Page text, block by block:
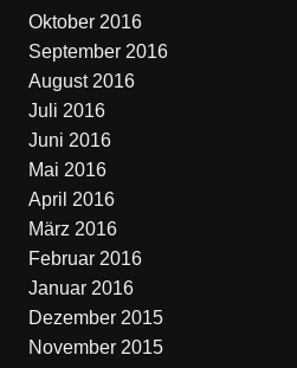
Oktober 2016
September 2016
August 2016
Juli 2016
Juni 2016
Mai 2016
April 2016
März 2016
Februar 2016
Januar 2016
Dezember 2015
November 2015